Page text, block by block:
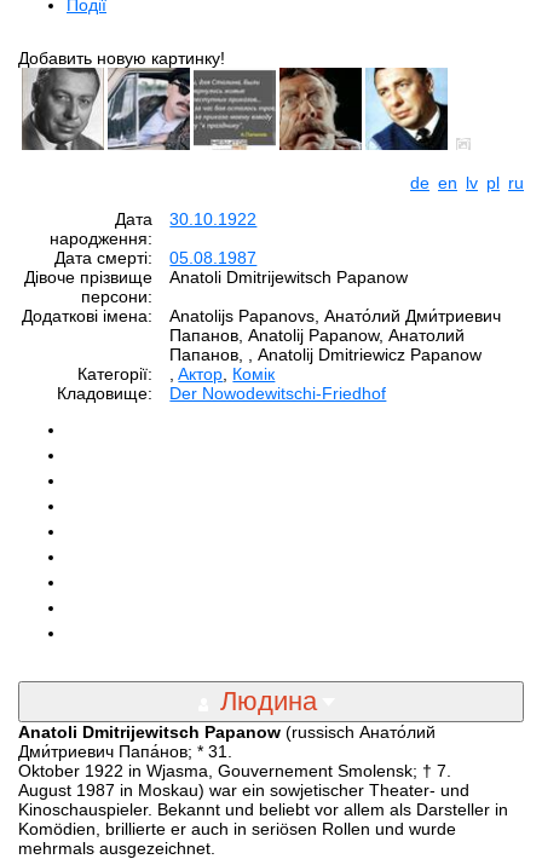
Події
Добавить новую картинку!
de en lv pl ru
Дата
народження:
30.10.1922
Дата смерті:
05.08.1987
Дівоче прізвище
персони:
Anatoli Dmitrijewitsch Papanow
Додаткові імена:
Anatolijs Papanovs, Анато́лий Дми́триевич
Папанов, Anatolij Papanow, Анатолий
Папанов, , Anatolij Dmitriewicz Papanow
Категорії:
,Aктор Комік
Кладовище:
Der Nowodewitschi-Friedhof
Людина
Anatoli Dmitrijewitsch Papanow (russisch Анато́лий
Дми́триевич Папа́нов; * 31.
Oktober 1922 in Wjasma, Gouvernement Smolensk; † 7.
August 1987 in Moskau) war ein sowjetischer Theater- und
Kinoschauspieler. Bekannt und beliebt vor allem als Darsteller in
Komödien, brillierte er auch in seriösen Rollen und wurde
mehrmals ausgezeichnet.